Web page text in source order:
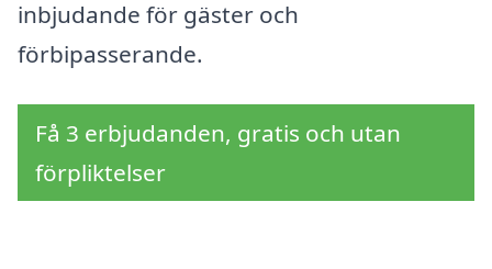
inbjudande för gäster och
förbipasserande.
Få 3 erbjudanden, gratis och utan
förpliktelser